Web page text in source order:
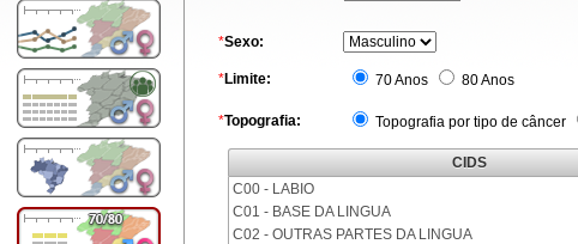
*Sexo:
*Limite: 70 Anos 80 Anos
*Topografia: Topografia por tipo de câncer
CIDS
C00 - LABIO
C01 - BASE DA LINGUA
C02 - OUTRAS PARTES DA LINGUA